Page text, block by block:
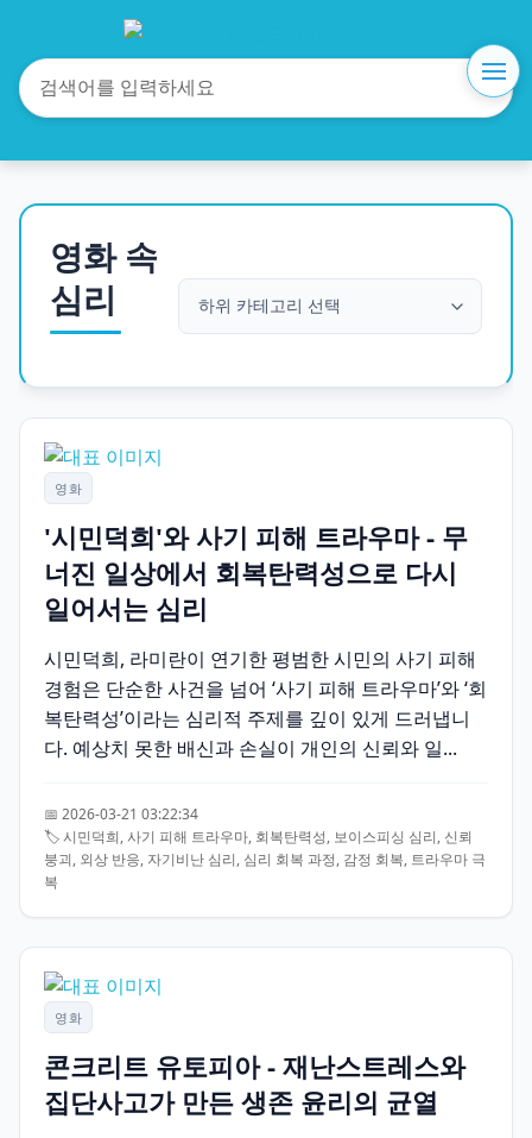
영화 속
심리
영화
'시민덕희'와 사기 피해 트라우마 - 무
너진 일상에서 회복탄력성으로 다시
일어서는 심리
시민덕희, 라미란이 연기한 평범한 시민의 사기 피해
경험은 단순한 사건을 넘어 ‘사기 피해 트라우마’와 ‘회
복탄력성’이라는 심리적 주제를 깊이 있게 드러냅니
다. 예상치 못한 배신과 손실이 개인의 신뢰와 일...
📅 2026-03-21 03:22:34
🏷️ 시민덕희, 사기 피해 트라우마, 회복탄력성, 보이스피싱 심리, 신뢰
붕괴, 외상 반응, 자기비난 심리, 심리 회복 과정, 감정 회복, 트라우마 극
복
영화
콘크리트 유토피아 - 재난스트레스와
집단사고가 만든 생존 윤리의 균열